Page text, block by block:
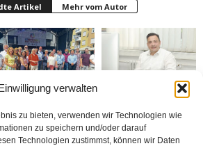
verwalten
zu bieten, verwenden wir Technologien wie
zu speichern und/oder darauf
Technologien zustimmst, können wir Daten
Artikel Mehr vom Autor
Yabancılar Haftası
donduruldu